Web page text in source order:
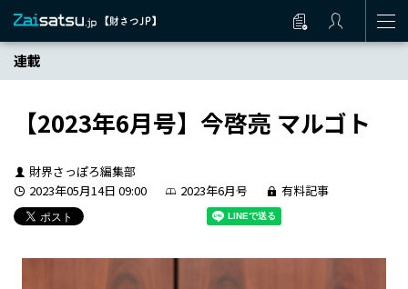
連載
【2023年6月号】今啓亮 マルゴト
財界さっぽろ編集部
2023年05月14日 09:00
2023年6月号 有料記事